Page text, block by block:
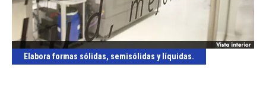
Elabora formas sólidas, semisólidas y líquidas.